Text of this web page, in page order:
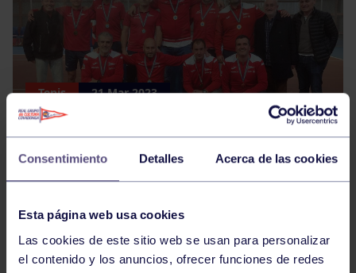
Consentimiento Detalles Acerca de las cookies
Esta página web usa cookies
Las cookies de este sitio web se usan para personalizar
el contenido y los anuncios, ofrecer funciones de redes
Tenis 21 Mar 2023
¡ASCENSO A PRIMERA DE LOS